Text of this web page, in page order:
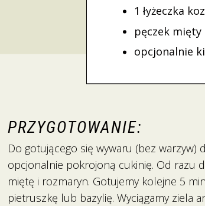
1 łyżeczka
pęczek
opcjonalnie
PRZYGOTOWANIE:
Do gotującego się wywaru (bez
opcjonalnie pokrojoną cukinię. Od razu
miętę i rozmaryn. Gotujemy kolejne 5
pietruszkę lub bazylię. Wyciągamy ziela